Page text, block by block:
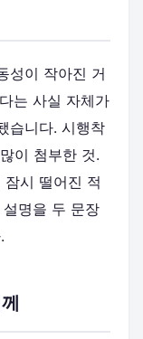
성이 작아진 거
는 사실 자체가
습니다. 시행착
이 첨부한 것.
시 떨어진 적
명을 두 문장